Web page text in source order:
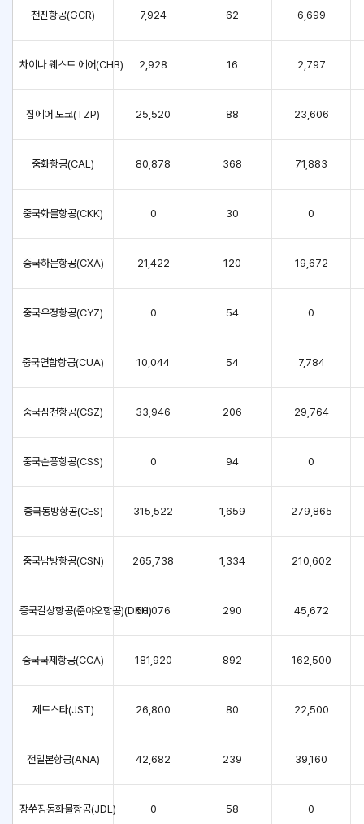
천진항공(GCR) 7,924 62 6,699
차이나 웨스트 에어(CHB) 2,928 16 2,797
집에어 도쿄(TZP) 25,520 88 23,606
중화항공(CAL) 80,878 368 71,883
중국화물항공(CKK) 0 30 0
중국하문항공(CXA) 21,422 120 19,672
중국우정항공(CYZ) 0 54 0
중국연합항공(CUA) 10,044 54 7,784
중국심천항공(CSZ) 33,946 206 29,764
중국순풍항공(CSS) 0 94 0
중국동방항공(CES) 315,522 1,659 279,865
중국남방항공(CSN) 265,738 1,334 210,602
중국길상항공(준야오항공)(DKH)50,076 290 45,672
중국국제항공(CCA) 181,920 892 162,500
제트스타(JST) 26,800 80 22,500
전일본항공(ANA) 42,682 239 39,160
장쑤징동화물항공(JDL) 0 58 0